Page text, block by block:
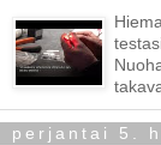
perjantai 5.